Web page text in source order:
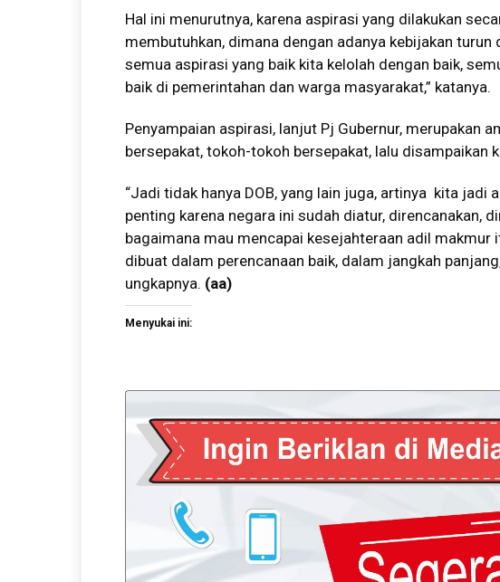
Hal ini menurutnya, karena aspirasi yang dilakukan
membutuhkan, dimana dengan adanya kebijakan
semua aspirasi yang baik kita kelolah dengan baik,
baik di pemerintahan dan warga masyarakat,” katanya.
Penyampaian aspirasi, lanjut Pj Gubernur, merupakan
bersepakat, tokoh-tokoh bersepakat, lalu disampaikan
“Jadi tidak hanya DOB, yang lain juga, artinya kita jadi
penting karena negara ini sudah diatur, direncanakan,
bagaimana mau mencapai kesejahteraan adil
dibuat dalam perencanaan baik, dalam jangkah
ungkapnya. (aa)
Menyukai ini: